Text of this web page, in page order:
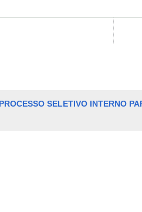
PROCESSO SELETIVO INTERNO